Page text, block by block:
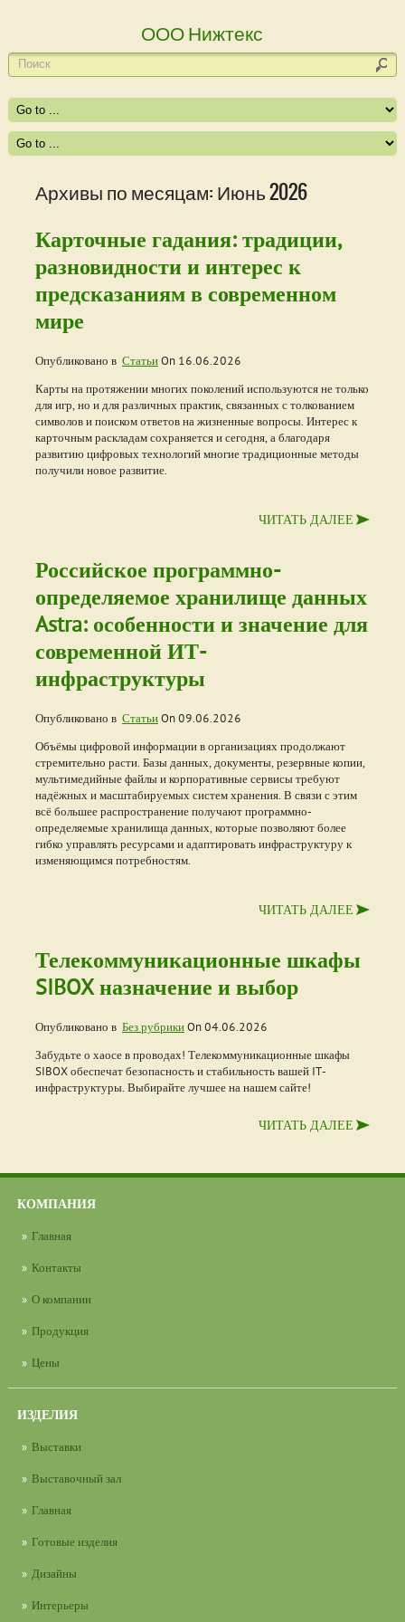
ООО Нижтекс
Архивы по месяцам: Июнь 2026
Карточные гадания: традиции,
разновидности и интерес к
предсказаниям в современном
мире
Опубликовано в СтатьиOn 16.06.2026
Карты на протяжении многих поколений используются не только
для игр, но и для различных практик, связанных с толкованием
символов и поиском ответов на жизненные вопросы. Интерес к
карточным раскладам сохраняется и сегодня, а благодаря
развитию цифровых технологий многие традиционные методы
получили новое развитие.
ЧИТАТЬ ДАЛЕЕ
Российское программно-
определяемое хранилище данных
Astra: особенности и значение для
современной ИТ-
инфраструктуры
Опубликовано в СтатьиOn09.06.2026
Объёмы цифровой информации в организациях продолжают
стремительно расти. Базы данных, документы, резервные копии,
мультимедийные файлы и корпоративные сервисы требуют
надёжных и масштабируемых систем хранения. В связи с этим
всё большее распространение получают программно-
определяемые хранилища данных, которые позволяют более
гибко управлять ресурсами и адаптировать инфраструктуру к
изменяющимся потребностям.
ЧИТАТЬ ДАЛЕЕ
Телекоммуникационные шкафы
SIBOX назначение и выбор
Опубликовано в Без рубрикиOn04.06.2026
Забудьте о хаосе в проводах! Телекоммуникационные шкафы
SIBOX обеспечат безопасность и стабильность вашей IT-
инфраструктуры. Выбирайте лучшее на нашем сайте!
ЧИТАТЬ ДАЛЕЕ
КОМПАНИЯ
Главная
Контакты
О компании
Продукция
Цены
ИЗДЕЛИЯ
Выставки
Выставочный зал
Главная
Готовые изделия
Дизайны
Интерьеры